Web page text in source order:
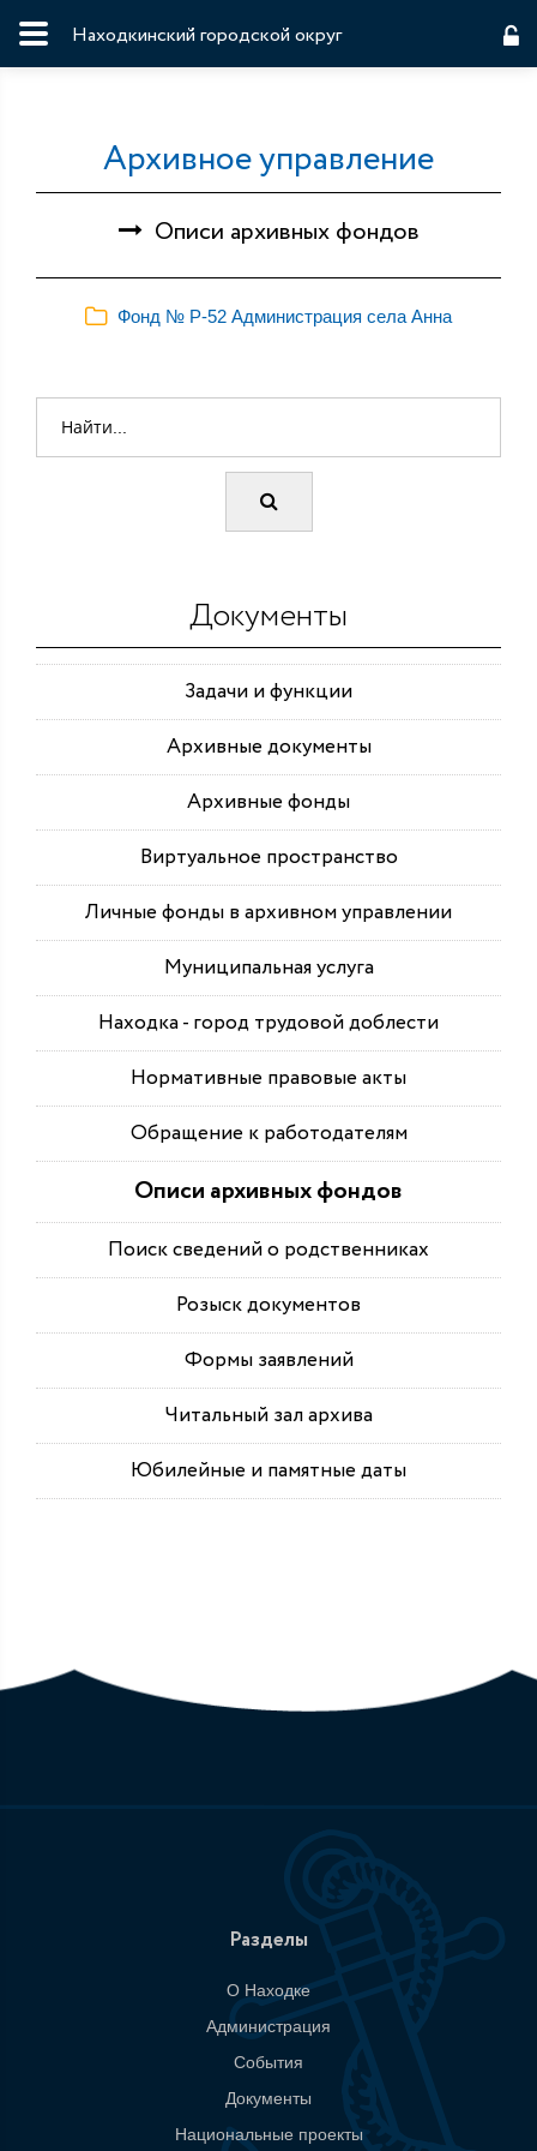
Находкинский городской округ
Архивное управление
Описи архивных фондов
Фонд № Р-52 Администрация села Анна
Документы
Задачи и функции
Архивные документы
Архивные фонды
Виртуальное пространство
Личные фонды в архивном управлении
Муниципальная услуга
Находка - город трудовой доблести
Нормативные правовые акты
Обращение к работодателям
Описи архивных фондов
Поиск сведений о родственниках
Розыск документов
Формы заявлений
Читальный зал архива
Юбилейные и памятные даты
Разделы
О Находке
Администрация
События
Документы
Национальные проекты